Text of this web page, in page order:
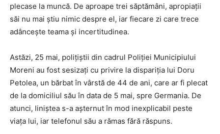
plecase la muncă. De aproape trei săptămâni, apropiații
săi nu mai știu nimic despre el, iar fiecare zi care trece
adâncește teama și incertitudinea.
Astăzi, 25 mai, polițiștii din cadrul Poliției Municipiului
Moreni au fost sesizați cu privire la dispariția lui Doru
Petolea, un bărbat în vârstă de 44 de ani, care ar fi plecat
de la domiciliul său în data de 5 mai, spre Germania. De
atunci, liniștea s-a așternut în mod inexplicabil peste
viața lui, iar telefonul său a rămas fără răspuns.